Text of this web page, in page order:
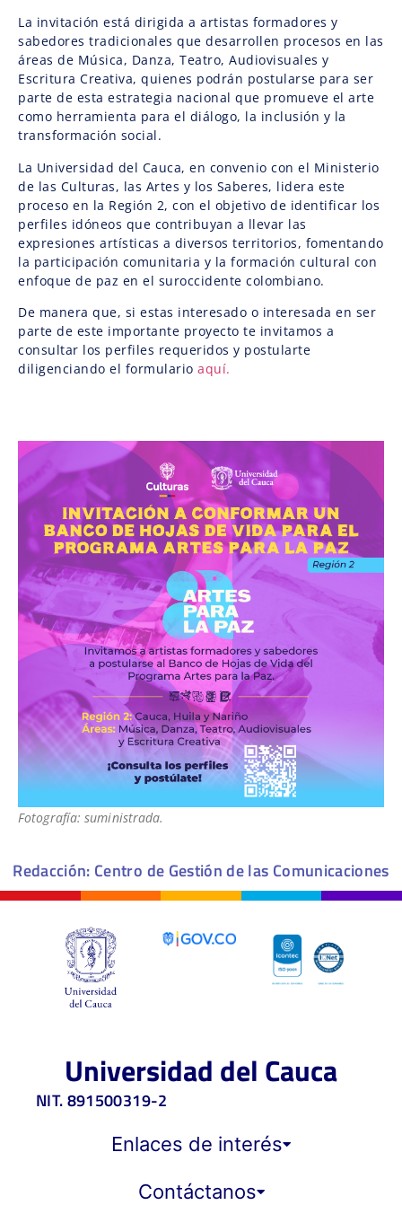
La invitación está dirigida a artistas formadores y
sabedores tradicionales que desarrollen procesos en las
áreas de Música, Danza, Teatro, Audiovisuales y
Escritura Creativa, quienes podrán postularse para ser
parte de esta estrategia nacional que promueve el arte
como herramienta para el diálogo, la inclusión y la
transformación social.
La Universidad del Cauca, en convenio con el Ministerio
de las Culturas, las Artes y los Saberes, lidera este
proceso en la Región 2, con el objetivo de identificar los
perfiles idóneos que contribuyan a llevar las
expresiones artísticas a diversos territorios, fomentando
la participación comunitaria y la formación cultural con
enfoque de paz en el suroccidente colombiano.
De manera que, si estas interesado o interesada en ser
parte de este importante proyecto te invitamos a
consultar los perfiles requeridos y postularte
diligenciando el formulario aquí.
Fotografía: suministrada.
Redacción: Centro de Gestión de las Comunicaciones
Universidad del Cauca
NIT. 891500319-2
Enlaces de interés
Contáctanos